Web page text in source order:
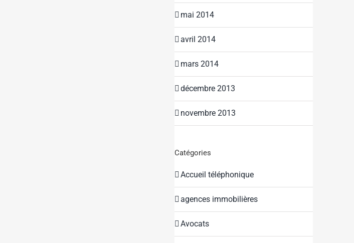
mai 2014
avril 2014
mars 2014
décembre 2013
novembre 2013
Catégories
Accueil téléphonique
agences immobilières
Avocats